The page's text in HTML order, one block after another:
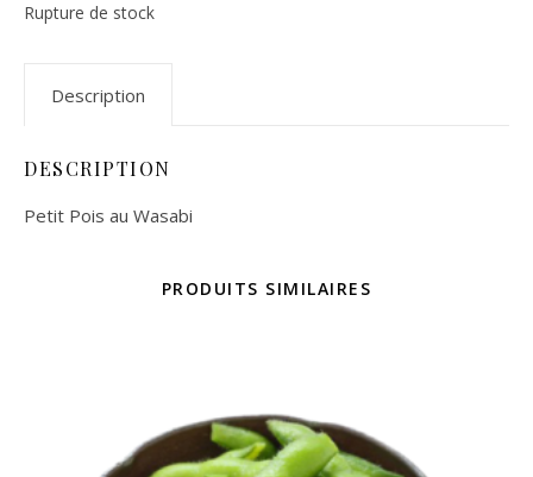
Rupture de stock
Description
DESCRIPTION
Petit Pois au Wasabi
PRODUITS SIMILAIRES